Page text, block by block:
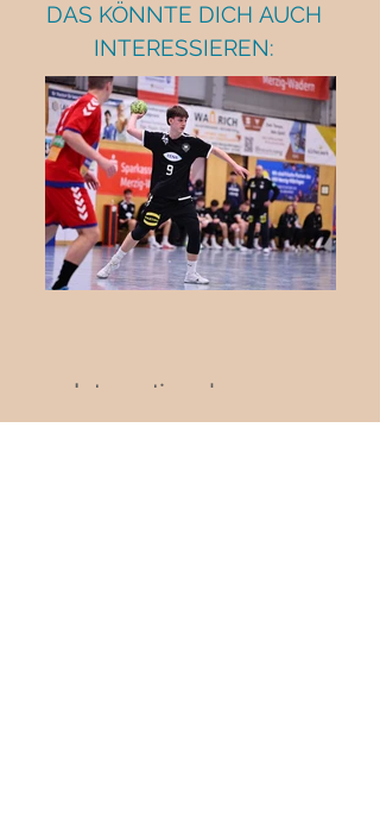
DAS KÖNNTE DICH AUCH
INTERESSIEREN:
Internationaler
Jugendhandball in Biblis: